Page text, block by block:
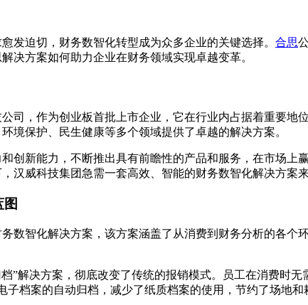
发迫切，财务数智化转型成为众多企业的关键选择。 合思
决方案如何助力企业在财务领域实现卓越变革。
司，作为创业板首批上市企业，它在行业内占据着重要
境保护、民生健康等多个领域提供了卓越的解决方案。
创新能力，不断推出具有前瞻性的产品和服务，在市场
汉威科技集团急需一套高效、智能的财务数智化解决方案
数智化解决方案，该方案涵盖了从消费到财务分析的各个
档”解决方案，彻底改变了传统的报销模式。员工在消费时
档案的自动归档，减少了纸质档案的使用，节约了场地和